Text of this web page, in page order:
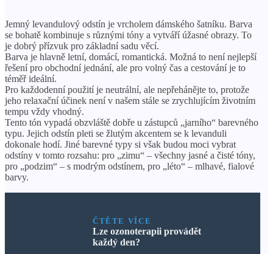
Jemný levandulový odstín je vrcholem dámského šatníku. Barva
se bohatě kombinuje s různými tóny a vytváří úžasné obrazy. To
je dobrý přízvuk pro základní sadu věcí.
Barva je hlavně letní, domácí, romantická. Možná to není nejlepší
řešení pro obchodní jednání, ale pro volný čas a cestování je to
téměř ideální.
Pro každodenní použití je neutrální, ale nepřehánějte to, protože
jeho relaxační účinek není v našem stále se zrychlujícím životním
tempu vždy vhodný.
Tento tón vypadá obzvláště dobře u zástupců „jarního“ barevného
typu. Jejich odstín pleti se žlutým akcentem se k levanduli
dokonale hodí. Jiné barevné typy si však budou moci vybrat
odstíny v tomto rozsahu: pro „zimu“ – všechny jasné a čisté tóny,
pro „podzim“ – s modrým odstínem, pro „léto“ – mlhavé, fialové
barvy.
ČTĚTE VÍCE
Lze ozonoterapii provádět
každý den?